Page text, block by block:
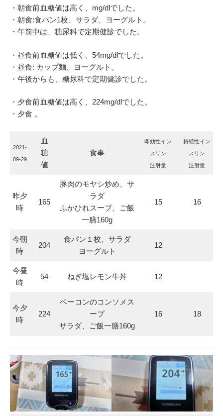
・朝食前血糖値は高く、mg/dlでした。
・朝食:食パン1枚、サラダ、ヨーグルト。
・午前中は、糖尿科で定期健診でした。
・昼食前血糖値は低く、54mg/dlでした。
・昼食: カップ麵、ヨーグルト。
・午後からも、糖尿科で定期健診でした。
・夕食前血糖値は高く、224mg/dlでした。
・夕食 。
2021-
09-29
血
糖
値
食事
即効性イン
スリン
注射量
持続性イン
スリン
注射量
昨夕
時
165
豚肉のモヤシ炒め、サ
ラダ
ふかひれスープ、ご飯
一膳160g
15 16
今朝
時
204
食パン１枚、サラダ
ヨーグルト
12
今昼
時
54 ねぎ塩レモン牛丼 12
今夕
時
224
ベーコンのコンソメス
ープ
サラダ、ご飯一膳160g
16 18